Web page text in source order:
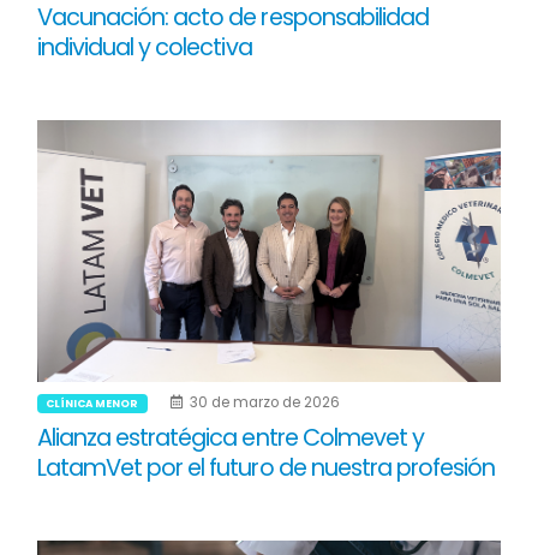
Vacunación: acto de responsabilidad
individual y colectiva
CLÍNICA MENOR 30 de marzo de 2026
Alianza estratégica entre Colmevet y
LatamVet por el futuro de nuestra profesión